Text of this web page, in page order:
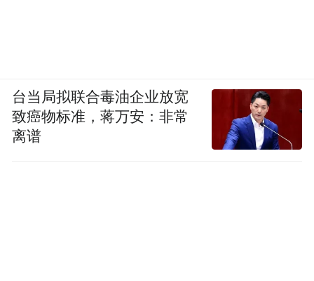
台当局拟联合毒油企业放宽
致癌物标准，蒋万安：非常
离谱